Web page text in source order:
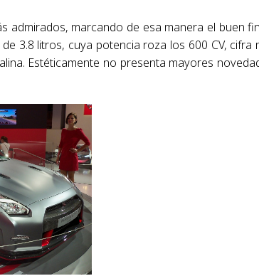
admirados, marcando de esa manera el buen
3.8 litros, cuya potencia roza los 600 CV, cifra
Estéticamente no presenta mayores